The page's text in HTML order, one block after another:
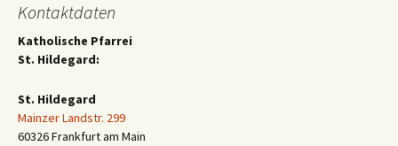
Kontaktdaten
Katholische Pfarrei
St. Hildegard:
St. Hildegard
Mainzer Landstr. 299
60326 Frankfurt am Main